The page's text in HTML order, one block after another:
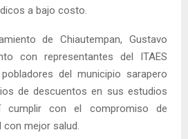
a bajo costo.
de Chiautempan, Gustavo
con representantes del ITAES
del municipio sarapero
de descuentos en sus estudios
cumplir con el compromiso de
mejor salud.